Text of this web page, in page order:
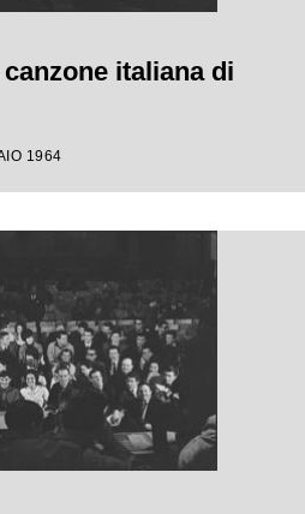
italiana di
1964